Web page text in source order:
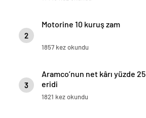
2
Motorine 10 kuruş zam
1857 kez okundu
3
Aramco’nun net kârı yüzde 25
eridi
1821 kez okundu